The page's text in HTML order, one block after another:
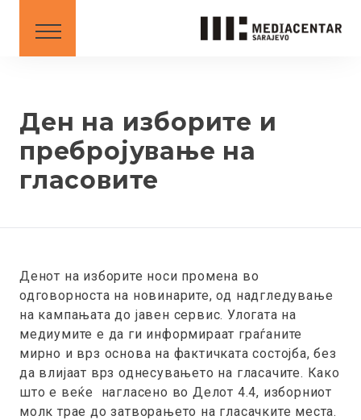
BS AL ME
Ден на изборите и
пребројување на
гласовите
Денот на изборите носи промена во
одговорноста на новинарите, од надгледување
на кампањата до јавен сервис. Улогата на
медиумите е да ги информираат граѓаните
мирно и врз основа на фактичката состојба, без
да влијаат врз однесувањето на гласачите. Како
што е веќе нагласено во Делот 4.4, изборниот
молк трае до затворањето на гласачките места.